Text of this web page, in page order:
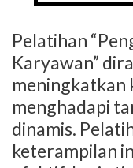
Pelatihan
Karyawan”
meningkatkan
menghadapi
dinamis.
keterampilan